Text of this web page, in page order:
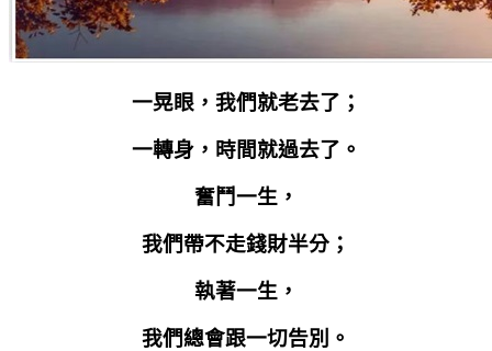
一晃眼，我們就老去了；
一轉身，時間就過去了。
奮鬥一生，
我們帶不走錢財半分；
執著一生，
我們總會跟一切告別。